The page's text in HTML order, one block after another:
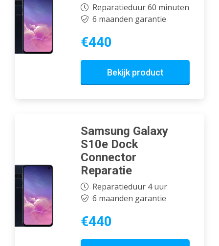
Reparatieduur 60 minuten
6 maanden garantie
€440
Bekijk product
Samsung Galaxy
S10e Dock
Connector
Reparatie
Reparatieduur 4 uur
6 maanden garantie
€440